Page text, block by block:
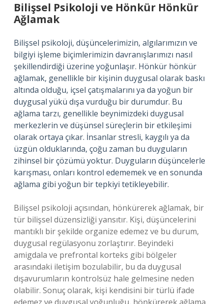
Bilişsel Psikoloji ve Hönkür Hönkür
Ağlamak
Bilişsel psikoloji, düşüncelerimizin, algılarımızın ve
bilgiyi işleme biçimlerimizin davranışlarımızı nasıl
şekillendirdiği üzerine yoğunlaşır. Hönkür hönkür
ağlamak, genellikle bir kişinin duygusal olarak baskı
altında olduğu, içsel çatışmalarını ya da yoğun bir
duygusal yükü dışa vurduğu bir durumdur. Bu
ağlama tarzı, genellikle beynimizdeki duygusal
merkezlerin ve düşünsel süreçlerin bir etkileşimi
olarak ortaya çıkar. İnsanlar stresli, kaygılı ya da
üzgün olduklarında, çoğu zaman bu duyguların
zihinsel bir çözümü yoktur. Duyguların düşüncelerle
karışması, onları kontrol edememek ve en sonunda
ağlama gibi yoğun bir tepkiyi tetikleyebilir.
Bilişsel psikoloji açısından, hönkürerek ağlamak, bir
tür bilişsel düzensizliği yansıtır. Kişi, düşüncelerini
mantıklı bir şekilde organize edemez ve bu durum,
duygusal regülasyonu zorlaştırır. Beyindeki
amigdala ve prefrontal korteks gibi bölgeler
arasındaki iletişim bozulabilir, bu da duygusal
dışavurumların kontrolsüz hale gelmesine neden
olabilir. Sonuç olarak, kişi kendisini bir türlü ifade